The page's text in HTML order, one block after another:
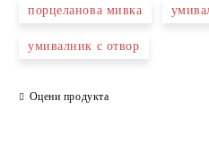
Ние ще се свържем с вас в
порцеланова мивка
умивалник с отвор
Оцени продукта